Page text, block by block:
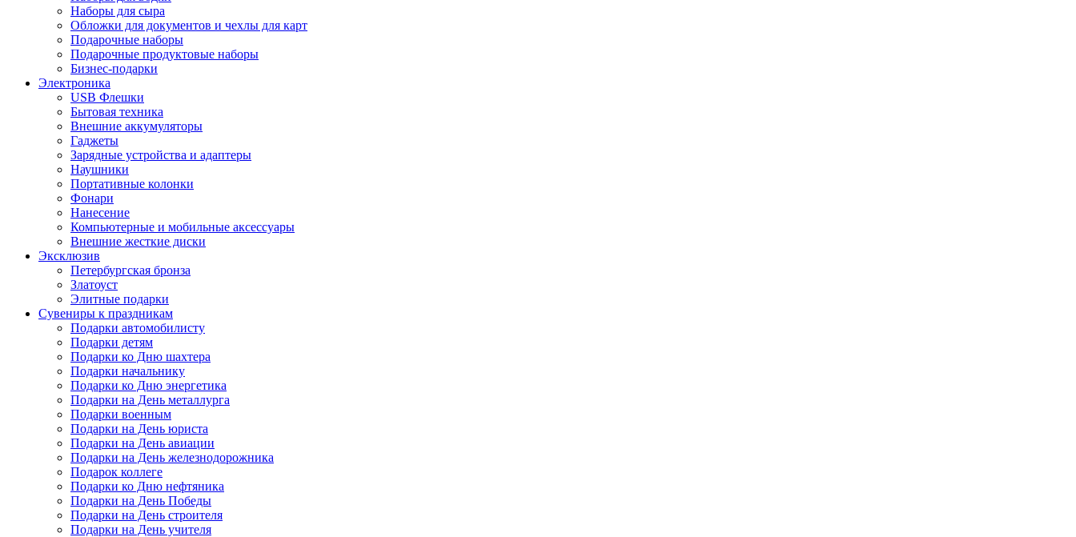
Наборы для сыра
Обложки для документов и чехлы для карт
Подарочные наборы
Подарочные продуктовые наборы
Бизнес-подарки
Электроника
USB Флешки
Бытовая техника
Внешние аккумуляторы
Гаджеты
Зарядные устройства и адаптеры
Наушники
Портативные колонки
Фонари
Нанесение
Компьютерные и мобильные аксессуары
Внешние жесткие диски
Эксклюзив
Петербургская бронза
Златоуст
Элитные подарки
Сувениры к праздникам
Подарки автомобилисту
Подарки детям
Подарки ко Дню шахтера
Подарки начальнику
Подарки ко Дню энергетика
Подарки на День металлурга
Подарки военным
Подарки на День юриста
Подарки на День авиации
Подарки на День железнодорожника
Подарок коллеге
Подарки ко Дню нефтяника
Подарки на День Победы
Подарки на День строителя
Подарки на День учителя